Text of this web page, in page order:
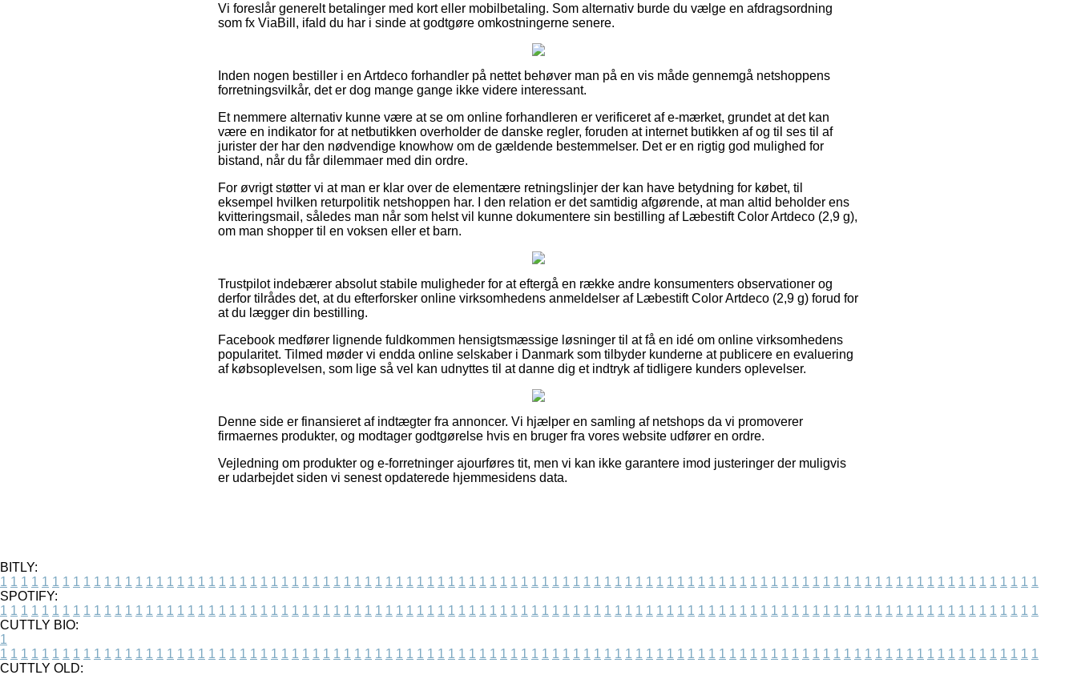
Vi foreslår generelt betalinger med kort eller mobilbetaling. Som alternativ burde du vælge en afdragsordning
som fx ViaBill, ifald du har i sinde at godtgøre omkostningerne senere.
Inden nogen bestiller i en Artdeco forhandler på nettet behøver man på en vis måde gennemgå netshoppens
forretningsvilkår, det er dog mange gange ikke videre interessant.
Et nemmere alternativ kunne være at se om online forhandleren er verificeret af e-mærket, grundet at det kan
være en indikator for at netbutikken overholder de danske regler, foruden at internet butikken af og til ses til af
jurister der har den nødvendige knowhow om de gældende bestemmelser. Det er en rigtig god mulighed for
bistand, når du får dilemmaer med din ordre.
For øvrigt støtter vi at man er klar over de elementære retningslinjer der kan have betydning for købet, til
eksempel hvilken returpolitik netshoppen har. I den relation er det samtidig afgørende, at man altid beholder ens
kvitteringsmail, således man når som helst vil kunne dokumentere sin bestilling af Læbestift Color Artdeco (2,9 g),
om man shopper til en voksen eller et barn.
Trustpilot indebærer absolut stabile muligheder for at eftergå en række andre konsumenters observationer og
derfor tilrådes det, at du efterforsker online virksomhedens anmeldelser af Læbestift Color Artdeco (2,9 g) forud for
at du lægger din bestilling.
Facebook medfører lignende fuldkommen hensigtsmæssige løsninger til at få en idé om online virksomhedens
popularitet. Tilmed møder vi endda online selskaber i Danmark som tilbyder kunderne at publicere en evaluering
af købsoplevelsen, som lige så vel kan udnyttes til at danne dig et indtryk af tidligere kunders oplevelser.
Denne side er finansieret af indtægter fra annoncer. Vi hjælper en samling af netshops da vi promoverer
firmaernes produkter, og modtager godtgørelse hvis en bruger fra vores website udfører en ordre.
Vejledning om produkter og e-forretninger ajourføres tit, men vi kan ikke garantere imod justeringer der muligvis
er udarbejdet siden vi senest opdaterede hjemmesidens data.
BITLY:
1 1 1 1 1 1 1 1 1 1 1 1 1 1 1 1 1 1 1 1 1 1 1 1 1 1 1 1 1 1 1 1 1 1 1 1 1 1 1 1 1 1 1 1 1 1 1 1 1 1 1 1 1 1 1 1 1 1 1 1 1 1 1 1 1 1 1 1 1 1 1 1 1 1 1 1 1 1 1 1 1 1 1 1 1 1 1 1 1 1 1 1 1 1 1 1 1 1 1 1
SPOTIFY:
1 1 1 1 1 1 1 1 1 1 1 1 1 1 1 1 1 1 1 1 1 1 1 1 1 1 1 1 1 1 1 1 1 1 1 1 1 1 1 1 1 1 1 1 1 1 1 1 1 1 1 1 1 1 1 1 1 1 1 1 1 1 1 1 1 1 1 1 1 1 1 1 1 1 1 1 1 1 1 1 1 1 1 1 1 1 1 1 1 1 1 1 1 1 1 1 1 1 1 1
CUTTLY BIO:
1
1 1 1 1 1 1 1 1 1 1 1 1 1 1 1 1 1 1 1 1 1 1 1 1 1 1 1 1 1 1 1 1 1 1 1 1 1 1 1 1 1 1 1 1 1 1 1 1 1 1 1 1 1 1 1 1 1 1 1 1 1 1 1 1 1 1 1 1 1 1 1 1 1 1 1 1 1 1 1 1 1 1 1 1 1 1 1 1 1 1 1 1 1 1 1 1 1 1 1 1
CUTTLY OLD: